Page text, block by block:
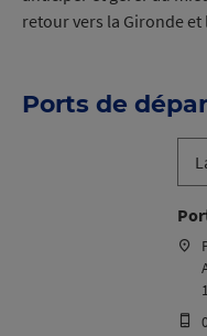
retour vers la Gironde et
Ports de